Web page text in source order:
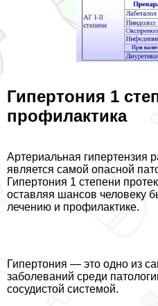
Гипертония 1
профилактика
Артериальная гипертензия
является самой опасной
Гипертония 1 степени
оставляя шансов человеку
лечению и профилактике.
Гипертония — это одно из
заболеваний среди
сосудистой системой.